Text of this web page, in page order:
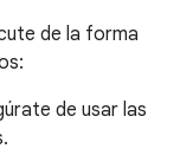
de la forma
de usar las